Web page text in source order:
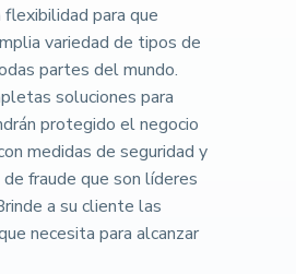
flexibilidad para que
variedad de tipos de
partes del mundo.
soluciones para
protegido el negocio
medidas de seguridad y
fraude que son líderes
a su cliente las
necesita para alcanzar